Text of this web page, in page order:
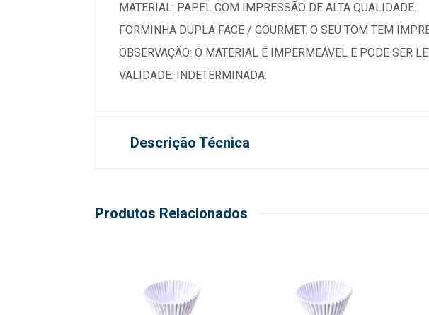
MATERIAL: PAPEL COM IMPRESSÃO DE ALTA QUALIDADE.
FORMINHA DUPLA FACE / GOURMET. O SEU TOM TEM
OBSERVAÇÃO: O MATERIAL É IMPERMEÁVEL E PODE SER
VALIDADE: INDETERMINADA.
Descrição Técnica
Produtos Relacionados